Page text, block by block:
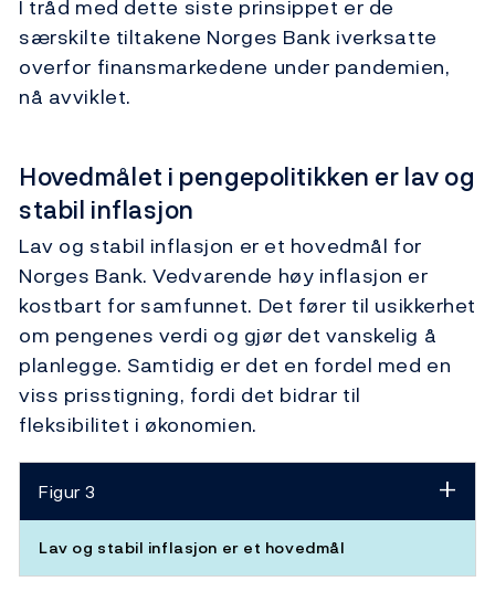
I tråd med dette siste prinsippet er de
særskilte tiltakene Norges Bank iverksatte
overfor finansmarkedene under pandemien,
nå avviklet.
Hovedmålet i pengepolitikken er lav og
stabil inflasjon
Lav og stabil inflasjon er et hovedmål for
Norges Bank. Vedvarende høy inflasjon er
kostbart for samfunnet. Det fører til usikkerhet
om pengenes verdi og gjør det vanskelig å
planlegge. Samtidig er det en fordel med en
viss prisstigning, fordi det bidrar til
fleksibilitet i økonomien.
Figur 3
Lav og stabil inflasjon er et hovedmål